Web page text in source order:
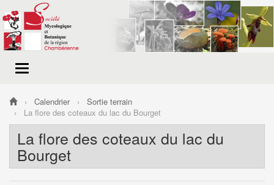
Menu
Calendrier
Sortie terrain
La flore des coteaux du lac du Bourget
La flore des coteaux du lac du
Bourget